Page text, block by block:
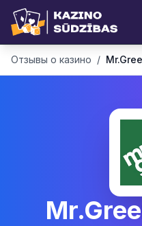
Отзывы о казино /